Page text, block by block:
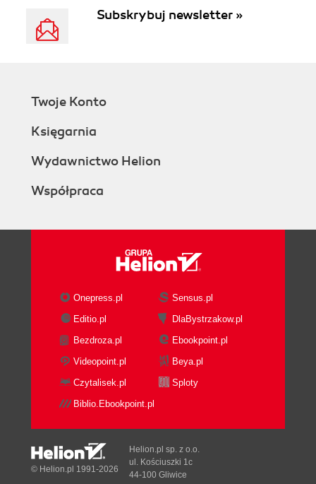
Subskrybuj newsletter »
Twoje Konto
Księgarnia
Wydawnictwo Helion
Współpraca
Onepress.pl
Sensus.pl
Editio.pl
DlaBystrzakow.pl
Bezdroza.pl
Ebookpoint.pl
Videopoint.pl
Beya.pl
Czytalisek.pl
Sploty
Biblio.Ebookpoint.pl
© Helion.pl 1991-2026
Helion.pl sp. z o.o.
ul. Kościuszki 1c
44-100 Gliwice